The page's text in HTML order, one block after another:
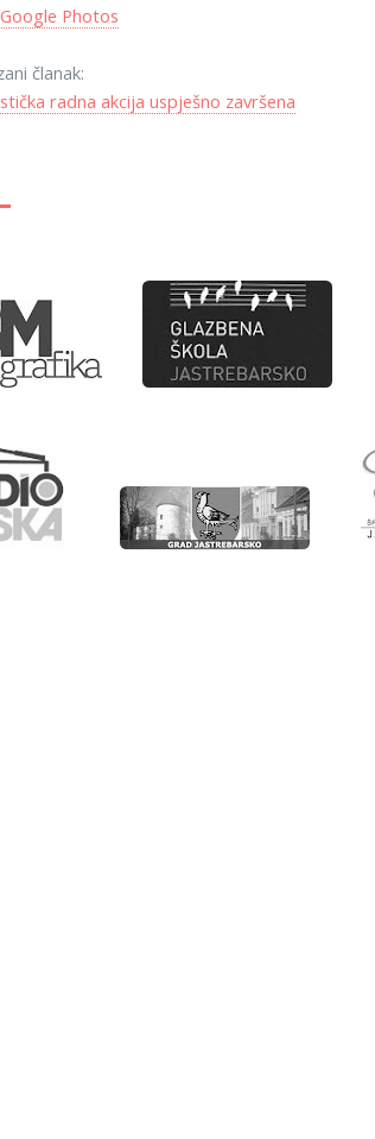
Photos
članak:
radna akcija uspješno završena